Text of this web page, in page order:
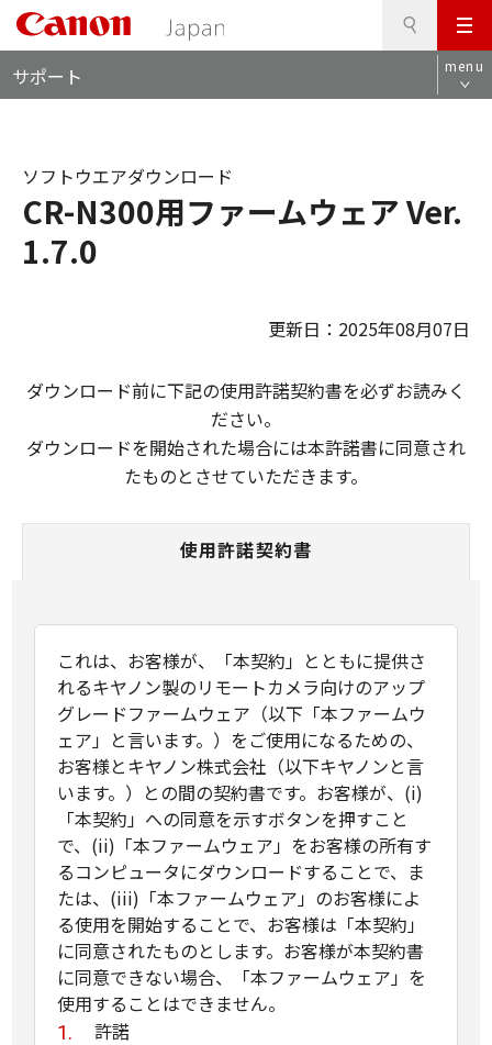
メ
ニ
ュ
サポート menu
CR-N300用ファームウェア Ver.
1.7.0
ソフトウエアダウンロード
更新日：2025年08月07日
ダウンロード前に下記の使用許諾契約書を必ずお読みく
ださい。
ダウンロードを開始された場合には本許諾書に同意され
たものとさせていただきます。
使用許諾契約書
これは、お客様が、「本契約」とともに提供さ
れるキヤノン製のリモートカメラ向けのアップ
グレードファームウェア（以下「本ファームウ
ェア」と言います。）をご使用になるための、
お客様とキヤノン株式会社（以下キヤノンと言
います。）との間の契約書です。お客様が、(i)
「本契約」への同意を示すボタンを押すこと
で、(ii)「本ファームウェア」をお客様の所有す
るコンピュータにダウンロードすることで、ま
たは、(iii)「本ファームウェア」のお客様によ
る使用を開始することで、お客様は「本契約」
に同意されたものとします。お客様が本契約書
に同意できない場合、「本ファームウェア」を
使用することはできません。
許諾